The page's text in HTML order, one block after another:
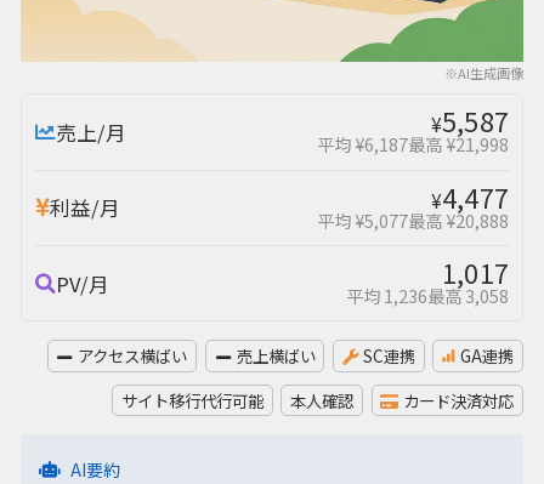
※AI生成画像
売上/月 ¥5,587
平均 ¥6,187最高 ¥21,998
利益/月 ¥4,477
平均 ¥5,077最高 ¥20,888
PV/月 1,017
平均 1,236最高 3,058
アクセス横ばい 売上横ばい SC連携
GA連携
サイト移行代行可能
本人確認 カード決済対応
AI要約